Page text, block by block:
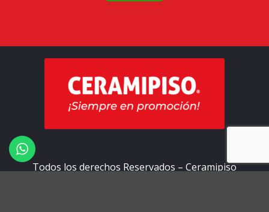
Todos los derechos Reservados – Ceramipiso